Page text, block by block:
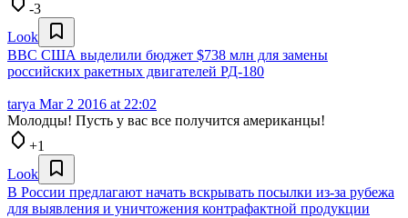
-3
Look
ВВС США выделили бюджет $738 млн для замены
российских ракетных двигателей РД-180
tarya Mar 2 2016 at 22:02
Молодцы! Пусть у вас все получится американцы!
+1
Look
В России предлагают начать вскрывать посылки из-за рубежа
для выявления и уничтожения контрафактной продукции